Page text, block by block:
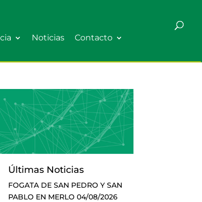
Noticias Contacto
Últimas Noticias
FOGATA DE SAN PEDRO Y SAN
PABLO EN MERLO 04/08/2026